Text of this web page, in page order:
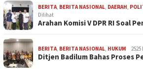
BERITA, BERITA NASIONAL, DAERAH,
Dilihat
Arahan Komisi V DPR RI Soal
BERITA, BERITA NASIONAL, HUKUM
Ditjen Badilum Bahas Proses